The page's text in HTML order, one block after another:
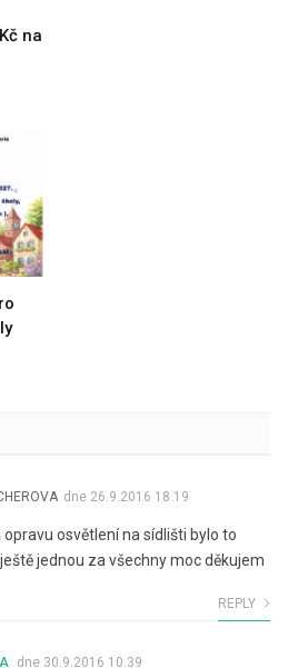
na
dne 26.9.2016 18.19
osvětlení na sídlišti bylo to
jednou za všechny moc děkujem
REPLY
dne 30.9.2016 10.39